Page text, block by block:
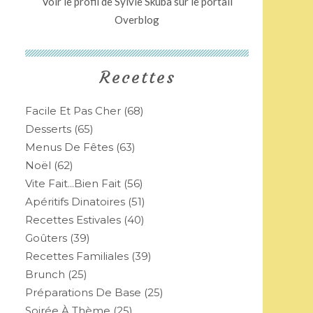
Recettes
Facile Et Pas Cher (68)
Desserts (65)
Menus De Fêtes (63)
Noël (62)
Vite Fait...bien Fait (56)
Apéritifs Dinatoires (51)
Recettes Estivales (40)
Goûters (39)
Recettes Familiales (39)
Brunch (25)
Préparations De Base (25)
Overblog